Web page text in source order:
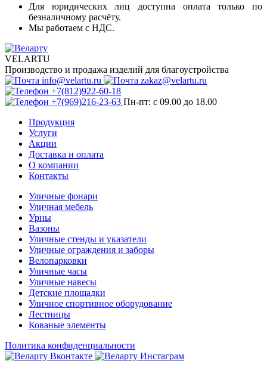
Для юридических лиц доступна оплата только по
безналичному расчёту.
Мы работаем с НДС.
VELARTU
Производство и продажа изделий для благоустройства
info@velartu.ru
zakaz@velartu.ru
+7(812)922-60-18
+7(969)216-23-63 Пн-пт: с 09.00 до 18.00
Продукция
Услуги
Акции
Доставка и оплата
О компании
Контакты
Уличные фонари
Уличная мебель
Урны
Вазоны
Уличные стенды и указатели
Уличные ограждения и заборы
Велопарковки
Уличные часы
Уличные навесы
Детские площадки
Уличное спортивное оборудование
Лестницы
Кованые элементы
Политика конфиденциальности